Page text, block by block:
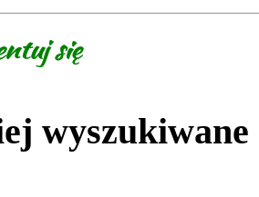
wyszukiwane